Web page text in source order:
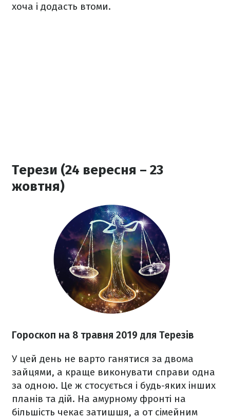
хоча і додасть втоми.
Терези (24 вересня – 23
жовтня)
Гороскоп на 8 травня 2019 для Терезів
У цей день не варто ганятися за двома
зайцями, а краще виконувати справи одна
за одною. Це ж стосується і будь-яких інших
планів та дій. На амурному фронті на
більшість чекає затишшя, а от сімейним